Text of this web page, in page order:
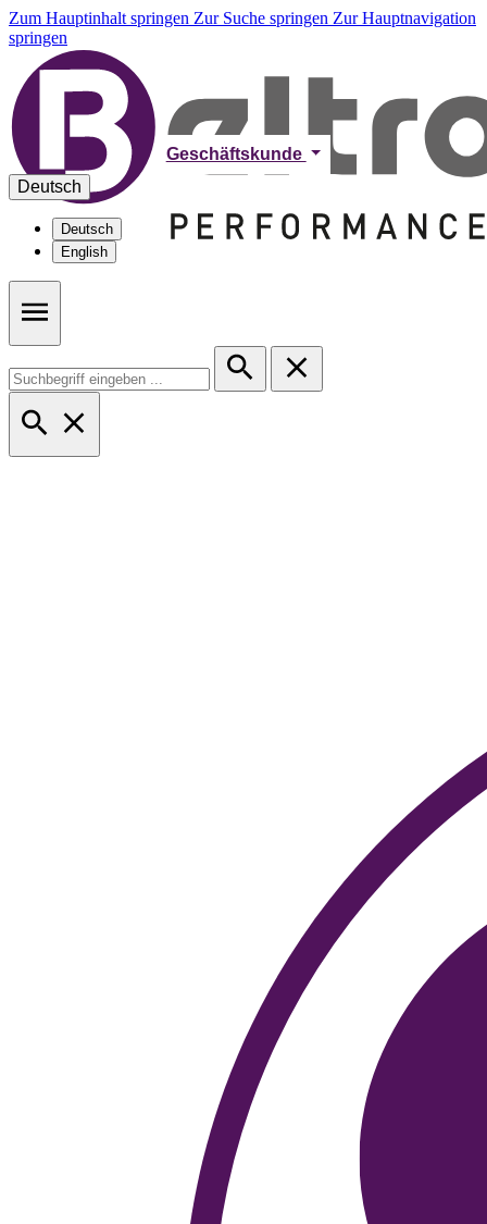
Zum Hauptinhalt springen Zur Suche springen Zur Hauptnavigation
springen
Geschäftskunde
Deutsch
Deutsch
English